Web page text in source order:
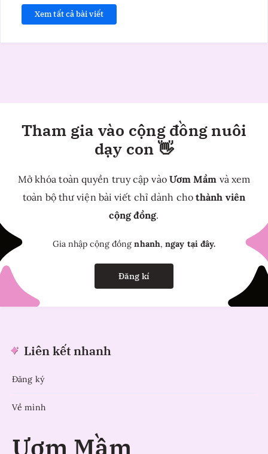
Xem tất cả bài viết
Tham gia vào cộng đồng nuôi
dạy con 👋
Mở khóa toàn quyền truy cập vào Ươm Mầm và xem
toàn bộ thư viện bài viết chỉ dành cho thành viên
cộng đồng.
Gia nhập cộng đồngnhanh,ngay tại đây.
Đăng kí
Liên kết nhanh
Đăng ký
Về mình
Ươm Mầm